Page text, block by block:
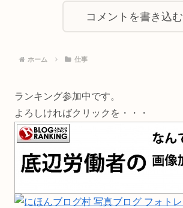
コメントを書き込む
ホーム 仕事
ランキング参加中です。
よろしければクリックを・・・